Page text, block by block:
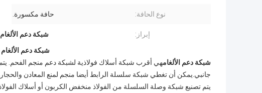
نوع الحافة: حافة مكسورة.
إبراز: شبكة دعم الألغام
شبكة دعم
شبكة دعم الألغامهي أقرب شبكة أسلاك فولاذية لشبكة دعم منجم الفحم.
جانبي.يمكن أن تغطي شبكة سلسلة الرابط أيضا منجم لمنع المعادن
يتم تصنيع شبكة وصلة السلسلة من الفولاذ منخفض الكربون أو أسلاك